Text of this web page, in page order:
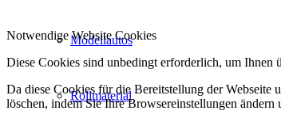
Modellautos
Rollmaterial
Notwendige Website Cookies
Diese Cookies sind unbedingt erforderlich, um Ihnen
Da diese Cookies für die Bereitstellung der Webseite
löschen, indem Sie Ihre Browsereinstellungen